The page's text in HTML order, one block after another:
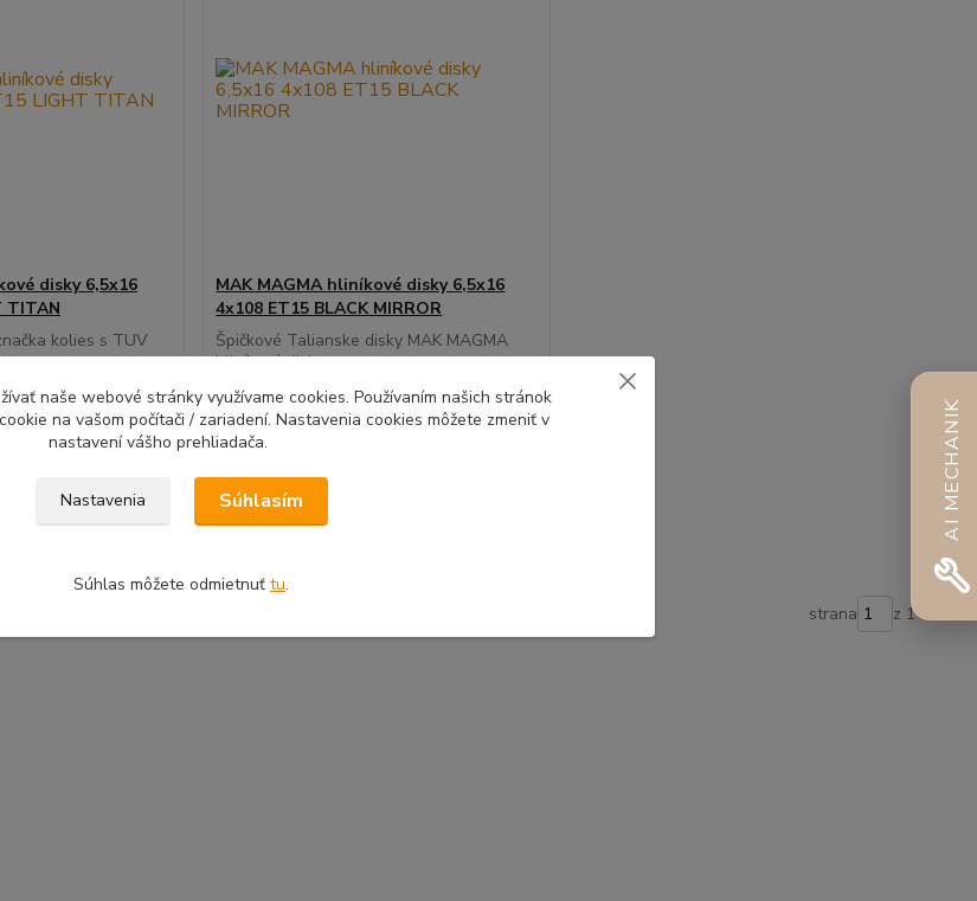
disky 6,5x16
TITAN
kolies s TUV
Do 10 dní |
Doprava 4ks
zadarmo |
do košíka
MAK MAGMA hliníkové disky 6,5x16
4x108 ET15 BLACK MIRROR
Špičkové Talianske disky MAK MAGMA
hliníkové disky...
151,60 EURbez DPH
Do 10 dní |
Doprava 4ks
Pridať do košíka
strana z 1
AI MECHANIK
naše webové stránky využívame cookies. Používaním našich stránok
na vašom počítači / zariadení. Nastavenia cookies môžete zmeniť v
nastavení vášho prehliadača.
Nastavenia Súhlasím
Súhlas môžete odmietnuť tu.